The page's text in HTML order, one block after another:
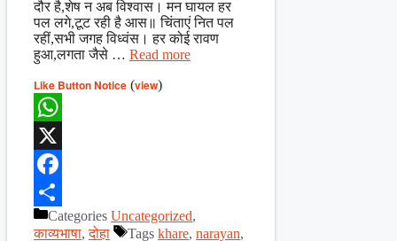
दौर है,शेष न अब विश्वास। मन घायल हर
पल लगे,टूट रही है आस॥ चिंताएं नित पल
रहीं,सभी जगह विध्वंस। हर कोई रावण
हुआ,लगता जैसे … Read more
Like Button Notice (view)
WhatsApp
X
Facebook
ShareCategories Uncategorized,
काव्यभाषा,दोहा Tags khare, narayan,